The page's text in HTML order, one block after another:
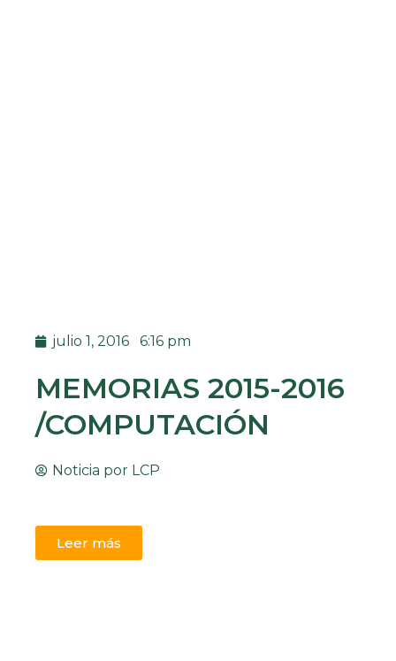
julio 1, 2016 6:16 pm
MEMORIAS 2015-2016
/COMPUTACIÓN
Noticia por LCP
Leer más